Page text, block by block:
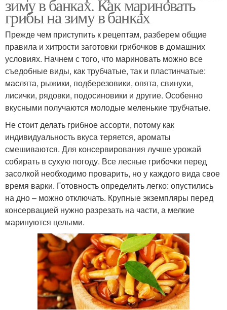
зиму в банках. Как мариновать
грибы на зиму в банках
Прежде чем приступить к рецептам, разберем общие
правила и хитрости заготовки грибочков в домашних
условиях. Начнем с того, что мариновать можно все
съедобные виды, как трубчатые, так и пластинчатые:
маслята, рыжики, подберезовики, опята, свинухи,
лисички, рядовки, подосиновики и другие. Особенно
вкусными получаются молодые меленькие трубчатые.
Не стоит делать грибное ассорти, потому как
индивидуальность вкуса теряется, ароматы
смешиваются. Для консервирования лучше урожай
собирать в сухую погоду. Все лесные грибочки перед
засолкой необходимо проварить, но у каждого вида свое
время варки. Готовность определить легко: опустились
на дно – можно отключать. Крупные экземпляры перед
консервацией нужно разрезать на части, а мелкие
маринуются целыми.